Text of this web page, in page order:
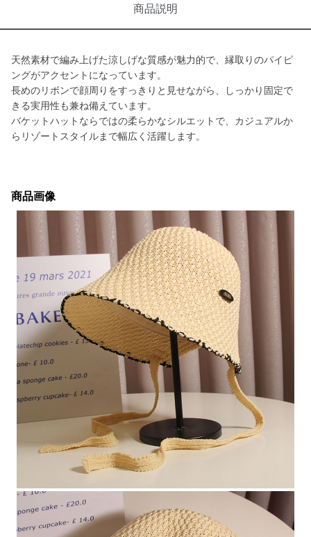
商品説明
天然素材で編み上げた涼しげな質感が魅力的で、縁取りのパイピ
ングがアクセントになっています。
長めのリボンで顔周りをすっきりと見せながら、しっかり固定で
きる実用性も兼ね備えています。
バケットハットならではの柔らかなシルエットで、カジュアルか
らリゾートスタイルまで幅広く活躍します。
商品画像